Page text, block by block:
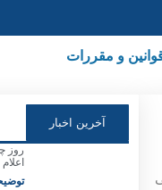
و مقررات
آخرین اخبار
روز